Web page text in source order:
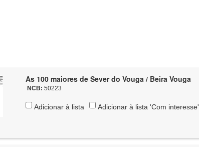
As 100 maiores de Sever do Vouga / Beira Vouga
NCB:50223
Adicionar à lista Adicionar à lista 'Com interesse'